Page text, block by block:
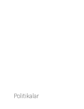
Politikalar